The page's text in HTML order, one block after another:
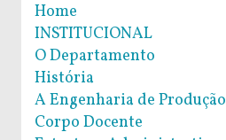
Home
INSTITUCIONAL
O Departamento
História
A Engenharia de Produção
Corpo Docente